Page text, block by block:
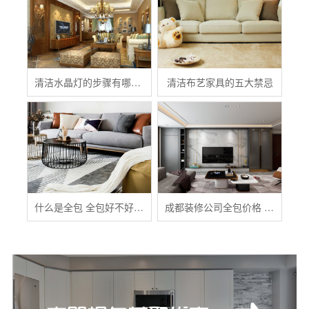
清洁水晶灯的步骤有哪些？ 清洁布艺家具的五大禁忌
什么是全包 全包好不好 全包装修注意事项有哪些 成都装修公司全包价格 成都全包装修多少钱一平